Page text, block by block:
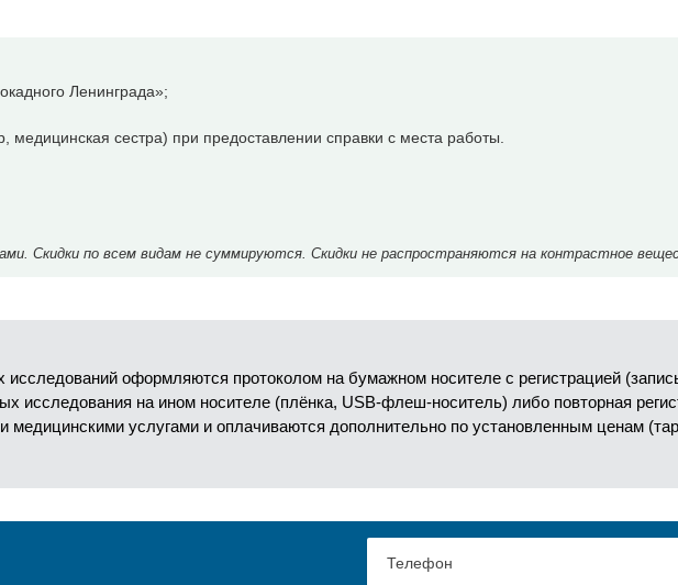
Ленинграда»;
сестра) при предоставлении справки с места работы.
Скидки по всем видам не суммируются. Скидки не распространяются на контрастное
исследований оформляются протоколом на бумажном носителе с регистрацией
исследования на ином носителе (плёнка, USB-флеш-носитель) либо повторная
медицинскими услугами и оплачиваются дополнительно по установленным ценам